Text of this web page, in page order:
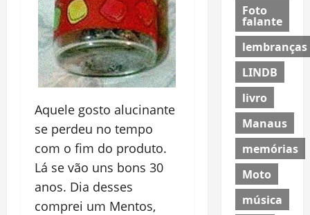
Aquele gosto alucinante
se perdeu no tempo
com o fim do produto.
Lá se vão uns bons 30
anos. Dia desses
comprei um Mentos,
Foto
falante
lembranças
LINDB
livro
Manaus
memórias
Moto
música